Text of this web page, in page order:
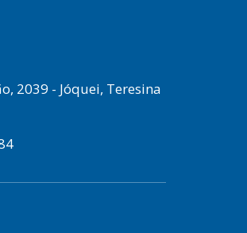
2039 - Jóquei, Teresina